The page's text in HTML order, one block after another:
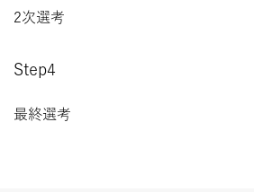
2次選考
Step4
最終選考